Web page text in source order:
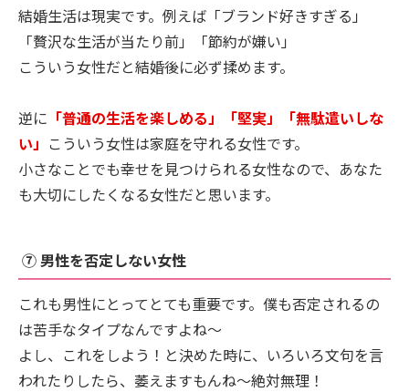
結婚生活は現実です。例えば「ブランド好きすぎる」
「贅沢な生活が当たり前」「節約が嫌い」
こういう女性だと結婚後に必ず揉めます。
逆に 「普通の生活を楽しめる」「堅実」「無駄遣いしな
い」 こういう女性は家庭を守れる女性です。
小さなことでも幸せを見つけられる女性なので、あなた
も大切にしたくなる女性だと思います。
⑦ 男性を否定しない女性
これも男性にとってとても重要です。僕も否定されるの
は苦手なタイプなんですよね～
よし、これをしよう！と決めた時に、いろいろ文句を言
われたりしたら、萎えますもんね～絶対無理！